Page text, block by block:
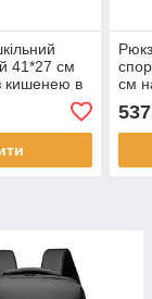
41*27 см
кишенею в
Karman
см
537